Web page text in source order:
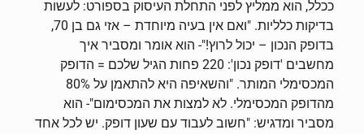
ככלל, הוא ממליץ לפני התחלת העיסוק בספורט: לעשות
בדיקות כלליות. "ואם אין בעיה מיוחדת – אזי גם בן 70,
בדופק הנכון – יכול לרוץ!"- הוא אומר ומסביר איך
מחשבים 'דופק נכון': 220 פחות הגיל שלכם = הדופק
המכסימלי המותר. "והשאיפה היא להתאמן על 80%
מהדופק המכסימלי. לא למצות את המכסימום"- הוא
מסביר ומדגיש: "חשוב לעבוד עם שעון דופק. יש לכל אחד